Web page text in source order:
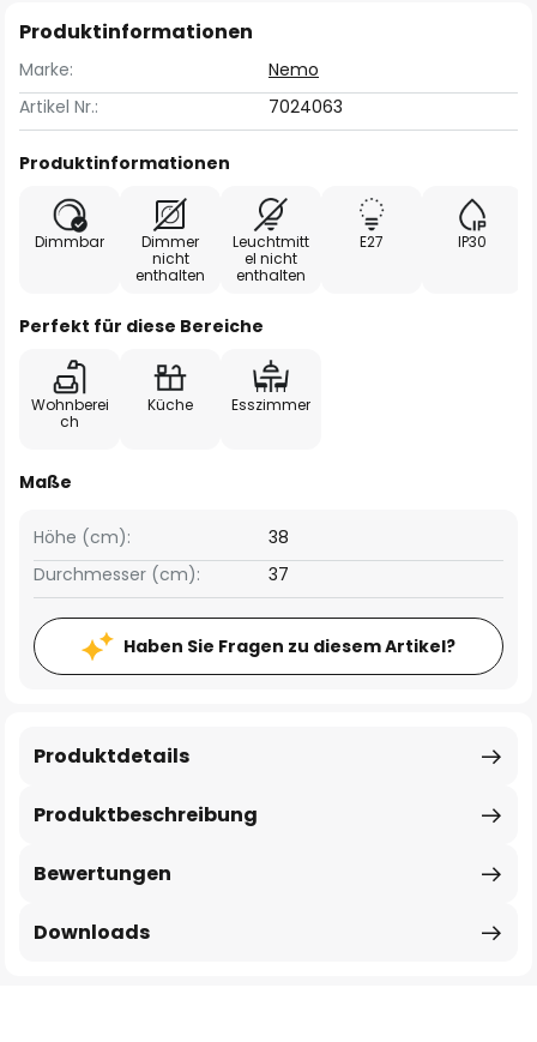
Produktinformationen
Marke:
Nemo
Artikel Nr.:
7024063
Produktinformationen
Dimmbar
Dimmer
nicht
enthalten
Leuchtmitt
el nicht
enthalten
E27 IP30
Perfekt für diese Bereiche
Wohnberei
ch
Küche Esszimmer
Maße
Höhe (cm):
38
Durchmesser (cm):
37
Haben Sie Fragen zu diesem Artikel?
Produktbeschreibung
Produktdetails
Bewertungen
Downloads